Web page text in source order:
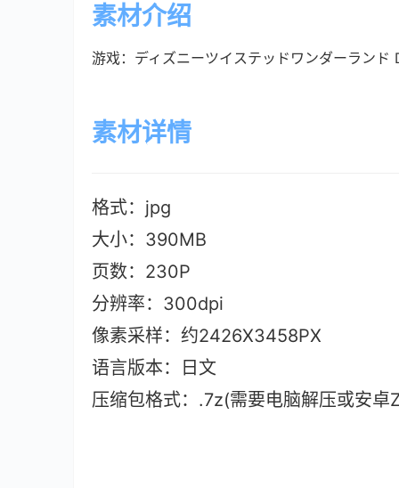
素材介绍
游戏：ディズニーツイステッドワンダーラン
素材详情
格式：jpg
大小：390MB
页数：230P
分辨率：300dpi
像素采样：约2426X3458PX
语言版本：日文
压缩包格式：.7z(需要电脑解压或安